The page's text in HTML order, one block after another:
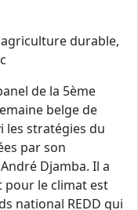
durable,
de la 5ème
belge de
les stratégies du
par son
Djamba. Il a
pour le climat est
national REDD qui